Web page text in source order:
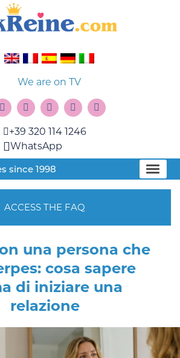
We are on TV
+39 320 114 1246
WhatsApp
since 1998
ACCESS THE FAQ
una persona che
cosa sapere
di iniziare una
relazione